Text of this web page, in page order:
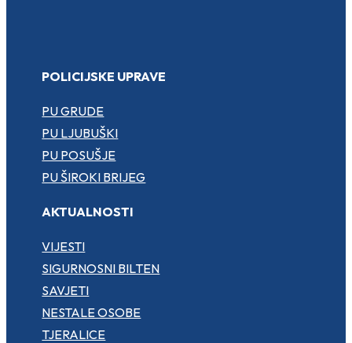
POLICIJSKE UPRAVE
PU GRUDE
PU LJUBUŠKI
PU POSUŠJE
PU ŠIROKI BRIJEG
AKTUALNOSTI
VIJESTI
SIGURNOSNI BILTEN
SAVJETI
NESTALE OSOBE
TJERALICE